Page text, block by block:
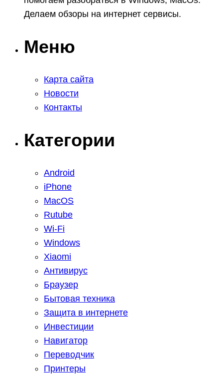
Делаем обзоры на интернет сервисы.
Меню
Карта сайта
Новости
Контакты
Категории
Android
iPhone
MacOS
Rutube
Wi-Fi
Windows
Xiaomi
Антивирус
Браузер
Бытовая техника
Защита в интернете
Инвестиции
Навигатор
Переводчик
Принтеры